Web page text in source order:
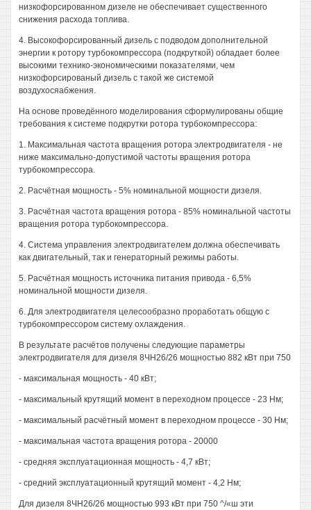
низкофорсированном дизеле не обеспечивает существенного
снижения расхода топлива.
4. Высокофорсированный дизель с подводом дополнительной
энергии к ротору турбокомпрессора (подкруткой) обладает более
высокими технико-экономическими показателями, чем
низкофорсированый дизель с такой же системой
воздухосяабжения.
На основе проведённого моделирования сформулированы общие
требования к системе подкрутки ротора турбокомпрессора:
1. Максимальная частота вращения ротора электродвигателя - не
ниже максимально-допустимой частоты вращения ротора
турбокомпрессора.
2. Расчётная мощность - 5% номинальной мощности дизеля.
3. Расчётная частота вращения ротора - 85% номинальной частоты
вращения ротора турбокомпрессора.
4. Система управления электродвигателем должна обеспечивать
как двигательный, так и генераторный режимы работы.
5. Расчётная мощность источника питания привода - 6,5%
номинальной мощности дизеля.
6. Для электродвигателя целесообразно проработать общую с
турбокомпрессором систему охлаждения.
В результате расчётов получены следующие параметры
электродвигателя для дизеля 8ЧН26/26 мощностью 882 кВт при 750
- максимальная мощность - 40 кВт;
- максимальный крутящий момент в переходном процессе - 23 Нм;
- максимальный расчётный момент в переходном процессе - 30 Нм;
- максимальная частота вращения ротора - 20000
- средняя эксплуатационная мощность - 4,7 кВт;
- средний эксплуатационный крутящий момент - 4,2 Нм;
Для дизеля 8ЧН26/26 мощностью 993 кВт при 750 ^/«ш эти